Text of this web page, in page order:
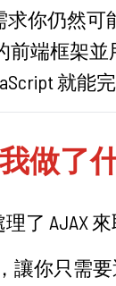
你仍然可
前端框架
就能
做了
了 AJAX
讓你只需要